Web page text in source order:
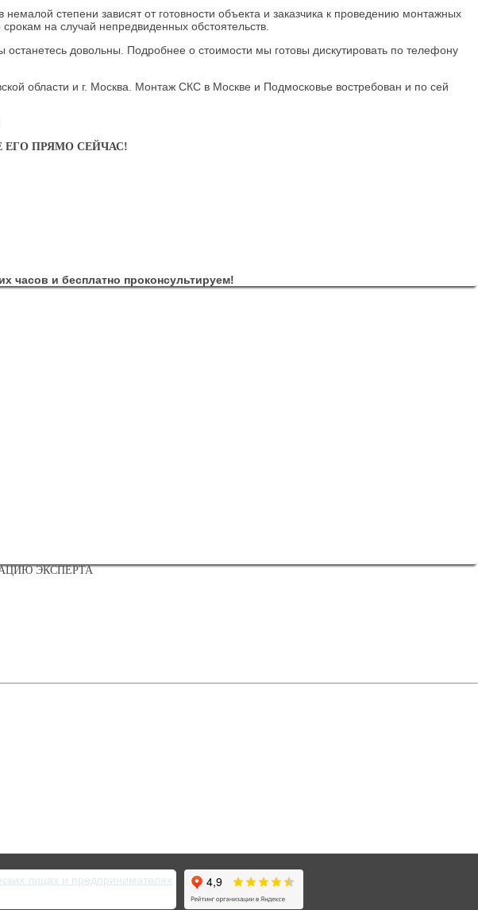
степени зависят от готовности объекта и заказчика к проведению монтажных
на случай непредвиденных обстоятельств.
довольны. Подробнее о стоимости мы готовы дискутировать по телефону
области и г. Москва. Монтаж СКС в Москве и Подмосковье востребован и по сей
ЕГО ПРЯМО СЕЙЧАС!
часов и бесплатно проконсультируем!
ЭКСПЕРТА